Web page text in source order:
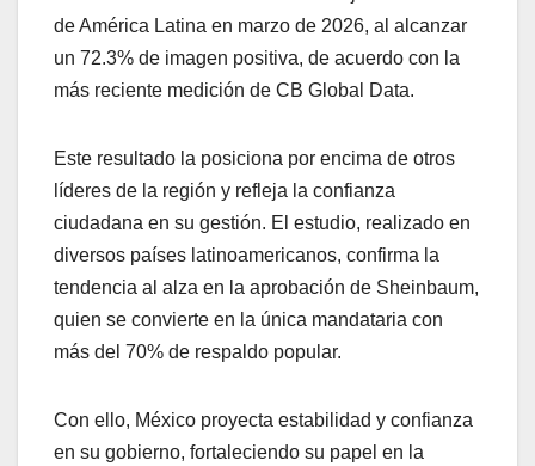
de América Latina en marzo de 2026, al alcanzar
un 72.3% de imagen positiva, de acuerdo con la
más reciente medición de CB Global Data.
Este resultado la posiciona por encima de otros
líderes de la región y refleja la confianza
ciudadana en su gestión. El estudio, realizado en
diversos países latinoamericanos, confirma la
tendencia al alza en la aprobación de Sheinbaum,
quien se convierte en la única mandataria con
más del 70% de respaldo popular.
Con ello, México proyecta estabilidad y confianza
en su gobierno, fortaleciendo su papel en la